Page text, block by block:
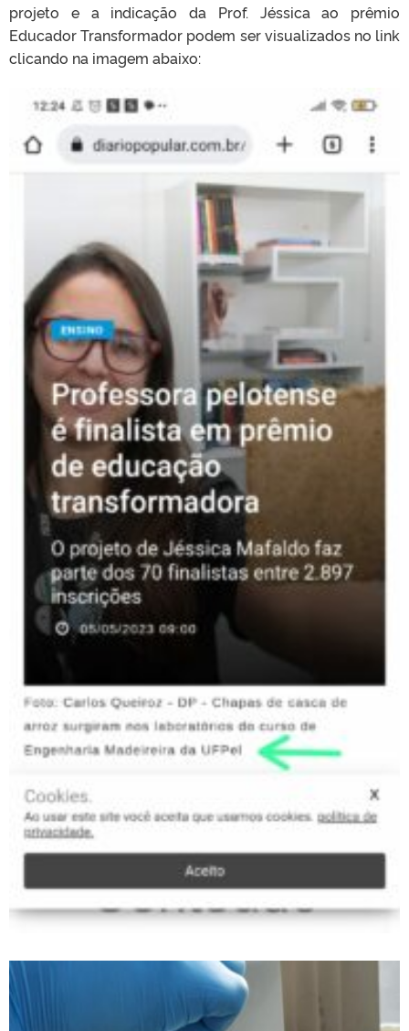
projeto e a indicação da Prof. Jéssica ao prêmio
Educador Transformador podem ser visualizados no link
clicando na imagem abaixo: